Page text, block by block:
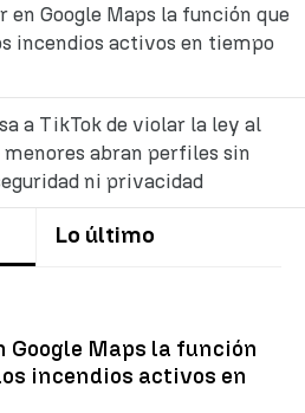
en Google Maps la función que
incendios activos en tiempo
a TikTok de violar la ley al
abran perfiles sin
ni privacidad
Lo último
Google Maps la función
incendios activos en